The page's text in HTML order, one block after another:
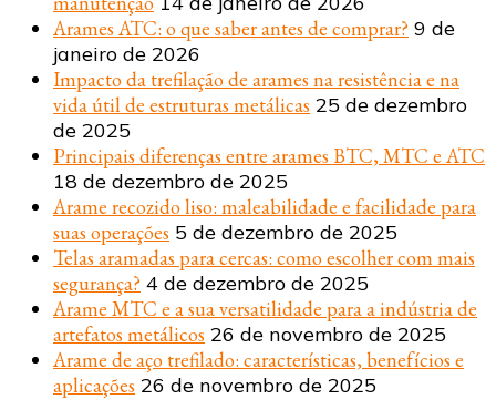
Arames ATC: o que saber antes de comprar? 9 de
janeiro de 2026
Impacto da trefilação de arames na resistência e na
vida útil de estruturas metálicas 25 de dezembro
de 2025
Principais diferenças entre arames BTC, MTC e ATC
18 de dezembro de 2025
Arame recozido liso: maleabilidade e facilidade para
suas operações 5 de dezembro de 2025
Telas aramadas para cercas: como escolher com mais
segurança? 4 de dezembro de 2025
Arame MTC e a sua versatilidade para a indústria de
artefatos metálicos 26 de novembro de 2025
Arame de aço trefilado: características, benefícios e
aplicações 26 de novembro de 2025